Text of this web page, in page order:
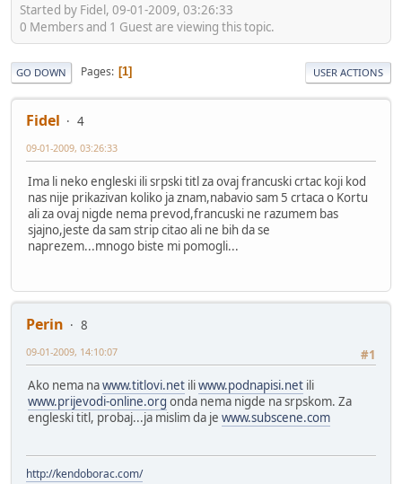
Started by Fidel, 09-01-2009, 03:26:33
0 Members and 1 Guest are viewing this topic.
GO DOWN Pages 1 USER ACTIONS
Fidel 4
09-01-2009, 03:26:33
Ima li neko engleski ili srpski titl za ovaj francuski crtac koji kod
nas nije prikazivan koliko ja znam,nabavio sam 5 crtaca o Kortu
ali za ovaj nigde nema prevod,francuski ne razumem bas
sjajno,jeste da sam strip citao ali ne bih da se
naprezem...mnogo biste mi pomogli...
Perin
8
#1
09-01-2009, 14:10:07
Ako nema nawww.titlovi.net iliwww.podnapisi.net ili
www.prijevodi-online.org onda nema nigde na srpskom. Za
engleski titl, probaj...ja mislim da je www.subscene.com
http://kendoborac.com/